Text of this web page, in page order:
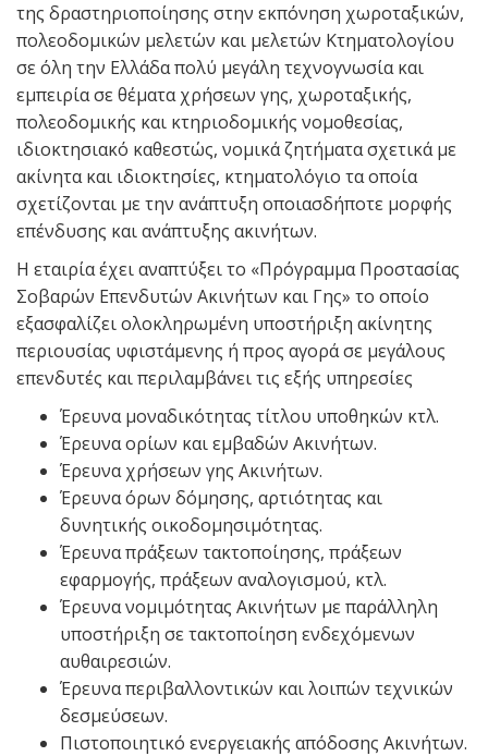
της δραστηριοποίησης στην εκπόνηση χωροταξικών,
πολεοδομικών μελετών και μελετών Κτηματολογίου
σε όλη την Ελλάδα πολύ μεγάλη τεχνογνωσία και
εμπειρία σε θέματα χρήσεων γης, χωροταξικής,
πολεοδομικής και κτηριοδομικής νομοθεσίας,
ιδιοκτησιακό καθεστώς, νομικά ζητήματα σχετικά με
ακίνητα και ιδιοκτησίες, κτηματολόγιο τα οποία
σχετίζονται με την ανάπτυξη οποιασδήποτε μορφής
επένδυσης και ανάπτυξης ακινήτων.
Η εταιρία έχει αναπτύξει το «Πρόγραμμα Προστασίας
Σοβαρών Επενδυτών Ακινήτων και Γης» το οποίο
εξασφαλίζει ολοκληρωμένη υποστήριξη ακίνητης
περιουσίας υφιστάμενης ή προς αγορά σε μεγάλους
επενδυτές και περιλαμβάνει τις εξής υπηρεσίες
Έρευνα μοναδικότητας τίτλου υποθηκών κτλ.
Έρευνα ορίων και εμβαδών Ακινήτων.
Έρευνα χρήσεων γης Ακινήτων.
Έρευνα όρων δόμησης, αρτιότητας και
δυνητικής οικοδομησιμότητας.
Έρευνα πράξεων τακτοποίησης, πράξεων
εφαρμογής, πράξεων αναλογισμού, κτλ.
Έρευνα νομιμότητας Ακινήτων με παράλληλη
υποστήριξη σε τακτοποίηση ενδεχόμενων
αυθαιρεσιών.
Έρευνα περιβαλλοντικών και λοιπών τεχνικών
δεσμεύσεων.
Πιστοποιητικό ενεργειακής απόδοσης Ακινήτων.